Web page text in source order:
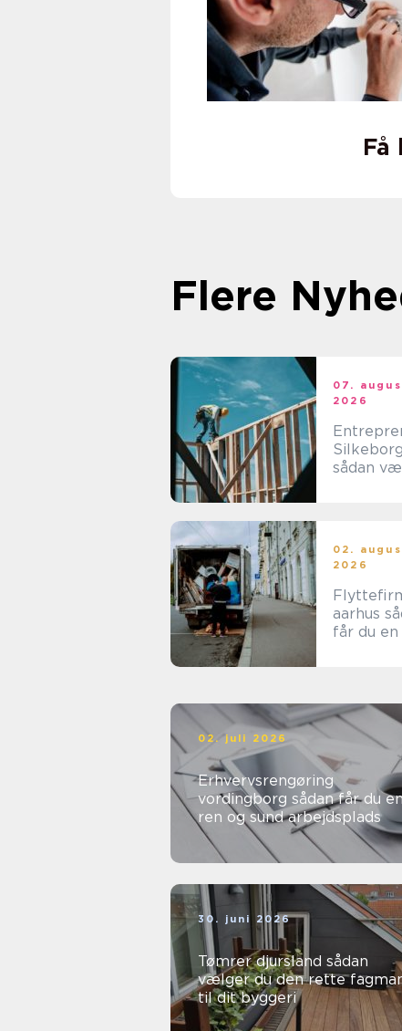
Flere
07.
2026
sådan
02.
2026
aarhus sådan
får du
02. juli 2026
Erhvervsrengøring
vordingborg sådan får du en
ren og sund arbejdsplads
30. juni 2026
Tømrer djursland sådan
vælger du den rette
til dit byggeri